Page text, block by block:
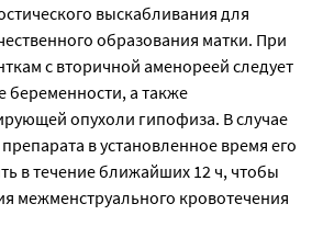
выскабливания для
образования матки. При
с вторичной аменореей следует
беременности, а также
опухоли гипофиза. В случае
в установленное время его
в течение ближайших 12 ч, чтобы
межменструального кровотечения